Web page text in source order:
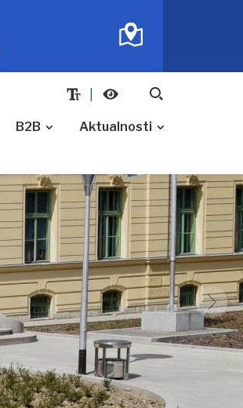
B2B Aktualnosti